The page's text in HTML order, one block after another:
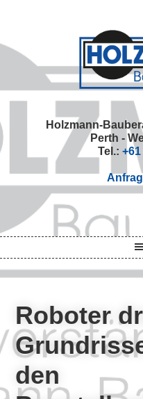
primary
navigation
main
content
primary
sidebar
footer
Holzmann-
Perth -
Tel.: +61
Roboter
den